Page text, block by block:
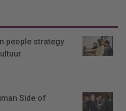
people strategy
Side of